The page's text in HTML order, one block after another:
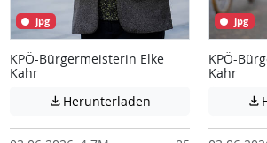
jpg
KPÖ-Bürgermeisterin Elke
Kahr
 Herunterladen Achtung: Diese
jpg
KPÖ-
Kahr
